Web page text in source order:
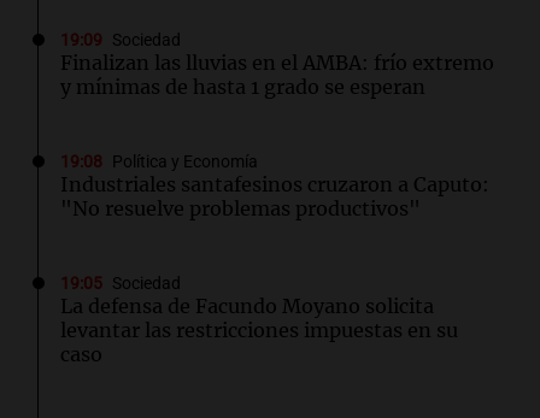
19:09 Sociedad
Finalizan las lluvias en el AMBA: frío extremo
y mínimas de hasta 1 grado se esperan
19:08 Política y Economía
Industriales santafesinos cruzaron a Caputo:
"No resuelve problemas productivos"
19:05 Sociedad
La defensa de Facundo Moyano solicita
levantar las restricciones impuestas en su
caso